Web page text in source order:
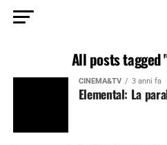
All posts tagged
CINEMA&TV 3 anni fa
Elemental: La